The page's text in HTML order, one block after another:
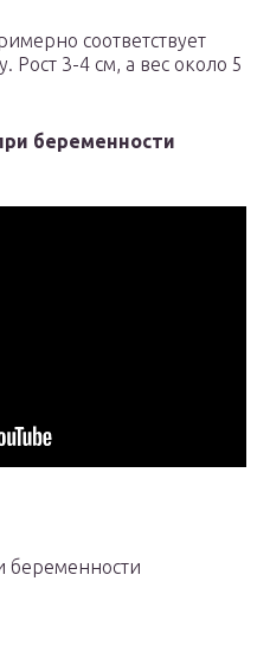
соответствует
Рост 3-4 см, а вес около 5
беременности
беременности